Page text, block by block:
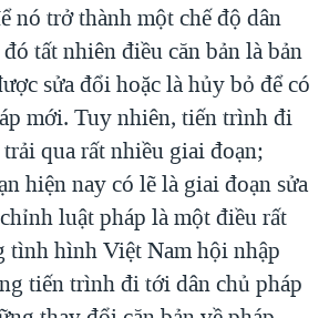
nó trở thành một chế độ dân
tất nhiên điều căn bản là bản
sửa đổi hoặc là hủy bỏ để có
mới. Tuy nhiên, tiến trình đi
qua rất nhiều giai đoạn;
hiện nay có lẽ là giai đoạn sửa
luật pháp là một điều rất
tình hình Việt Nam hội nhập
tiến trình đi tới dân chủ pháp